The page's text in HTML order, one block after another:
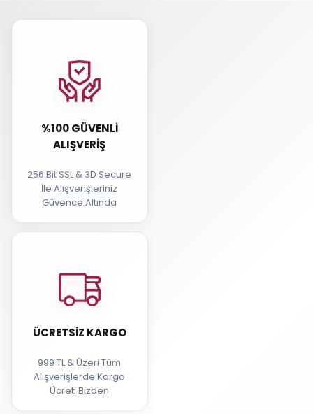
%100 GÜVENLI
ALIŞVERIŞ
256 Bit SSL & 3D Secure
İle Alışverişleriniz
Güvence Altında
ÜCRETSIZ KARGO
999 TL & Üzeri Tüm
Alışverişlerde Kargo
Ücreti Bizden